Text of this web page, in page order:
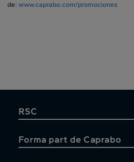
de: www.caprabo.com/promociones
RSC
Forma part de Caprabo